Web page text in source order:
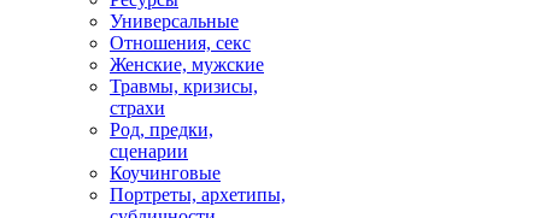
Универсальные
Отношения, секс
Женские, мужские
Травмы, кризисы,
страхи
Род, предки,
сценарии
Коучинговые
Портреты, архетипы,